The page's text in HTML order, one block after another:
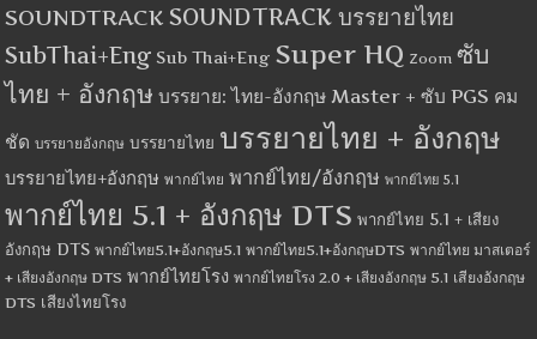
SOUNDTRACK SOUNDTRACK บรรยายไทย
SubThai+Eng Sub Thai+Eng Super HQ Zoom ซับ
ไทย + อังกฤษ บรรยาย: ไทย-อังกฤษ Master + ซับ PGS คม
ชัด บรรยายอังกฤษ บรรยายไทย บรรยายไทย + อังกฤษ
บรรยายไทย+อังกฤษ พากย์ไทย พากย์ไทย/อังกฤษ พากย์ไทย 5.1
พากย์ไทย 5.1 + อังกฤษ DTS พากย์ไทย 5.1 + เสียง
อังกฤษ DTS พากย์ไทย5.1+อังกฤษ5.1 พากย์ไทย5.1+อังกฤษDTS พากย์ไทย มาสเตอร์
+ เสียงอังกฤษ DTS พากย์ไทยโรง พากย์ไทยโรง 2.0 + เสียงอังกฤษ 5.1 เสียงอังกฤษ
DTS เสียงไทยโรง